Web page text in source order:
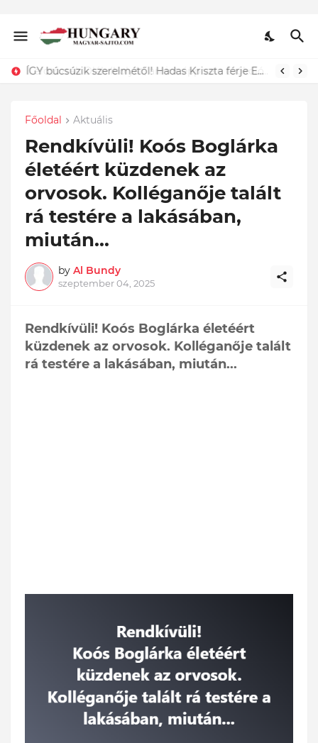
ÍGY búcsúzik szerelmétől! Hadas Kriszta férje EZT tette közzé
Főoldal Aktuális
Rendkívüli! Koós Boglárka
életéért küzdenek az
orvosok. Kolléganője talált
rá testére a lakásában,
miután...
by Al Bundy
szeptember 04, 2025
Rendkívüli! Koós Boglárka életéért
küzdenek az orvosok. Kolléganője talált
rá testére a lakásában, miután...